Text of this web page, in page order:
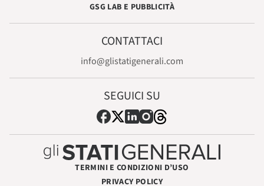
GSG LAB E PUBBLICITÀ
CONTATTACI
info@glistatigenerali.com
SEGUICI SU
TERMINI E CONDIZIONI D’USO
PRIVACY POLICY